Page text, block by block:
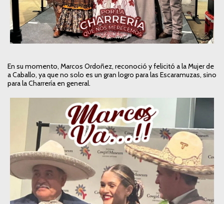
En su momento, Marcos Ordoñez, reconoció y felicitó a la Mujer de
a Caballo, ya que no solo es un gran logro para las Escaramuzas, sino
para la Charrería en general.